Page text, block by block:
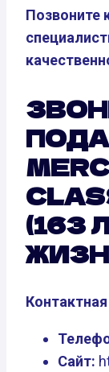
Позвоните
(163
Сайт: